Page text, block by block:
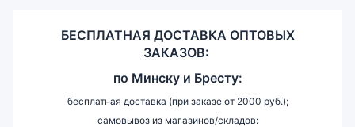
БЕСПЛАТНАЯ ДОСТАВКА ОПТОВЫХ
ЗАКАЗОВ:
по Минску и Бресту:
бесплатная доставка (при заказе от 2000 руб.);
самовывоз из магазинов/складов: